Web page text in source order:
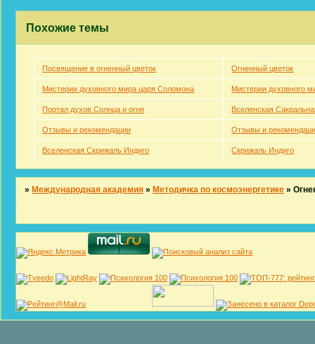
Похожие темы
Посвящение в огненный цветок Огненный цветок
Мистерии духовного мира царя Соломона Мистерии духовного
Портал духов Солнца и огня Вселенская
Отзывы и рекомендации Отзывы и
Вселенская Скрижаль Индиго Скрижаль Индиго
»Международная академия »Методичка по космоэнергетике »